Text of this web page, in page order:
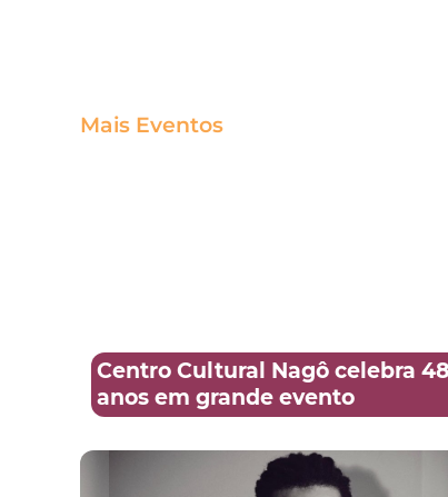
Mais Eventos
Centro Cultural Nagô celebra 48
anos em grande evento